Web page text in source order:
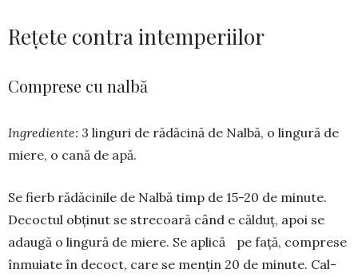
Reţete contra intemperiilor
Comprese cu nalbă
Ingrediente: 3 linguri de rădăcină de Nalbă, o lingură de
miere, o cană de apă.
Se fierb rădăcinile de Nalbă timp de 15-20 de minute.
Decoctul obţinut se strecoară când e călduţ, apoi se
ada­­ugă o lingură de miere. Se aplică pe faţă, comprese
înmuiate în decoct, care se menţin 20 de minute. Cal­